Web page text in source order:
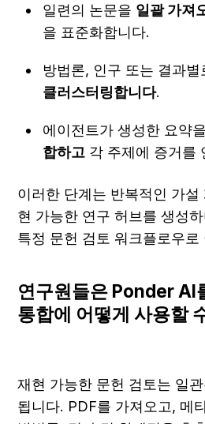
일련의 논문을 일괄 가져
을 표준화합니다.
방법론, 인구 또는 결과별
클러스터링합니다.
에이전트가 생성한 요약
합하고 각 주제에 증거를
이러한 단계는 반복적인 가설
현 가능한 연구 허브를 생성
특정 문헌 검토 워크플로우로
연구원들은 Ponder AI
통합에 어떻게 사용할
재현 가능한 문헌 검토는 일
됩니다. PDF를 가져오고, 메